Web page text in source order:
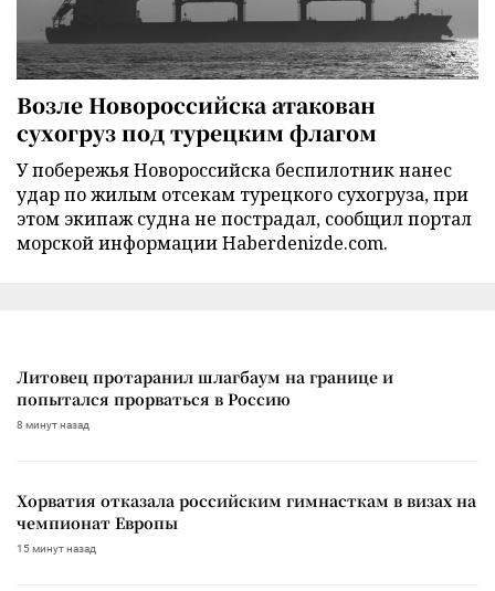
Возле Новороссийска атакован
сухогруз под турецким флагом
У побережья Новороссийска беспилотник нанес
удар по жилым отсекам турецкого сухогруза, при
этом экипаж судна не пострадал, сообщил портал
морской информации Haberdenizde.com.
Литовец протаранил шлагбаум на границе и
попытался прорваться в Россию
8 минут назад
Хорватия отказала российским гимнасткам в визах на
чемпионат Европы
15 минут назад